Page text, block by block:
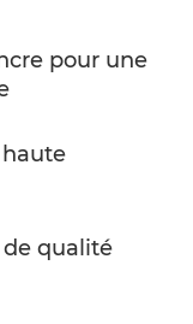
pour une
qualité